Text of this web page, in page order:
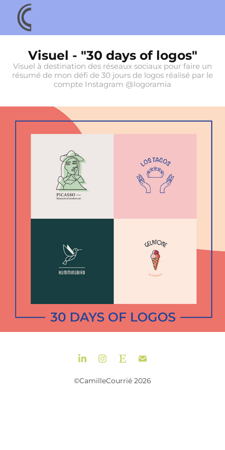
Visuel - "30 days of logos"
Visuel à destination des réseaux sociaux pour faire un
résumé de mon défi de 30 jours de logos réalisé par le
compte Instagram @logoramia
©CamilleCourrié 2026